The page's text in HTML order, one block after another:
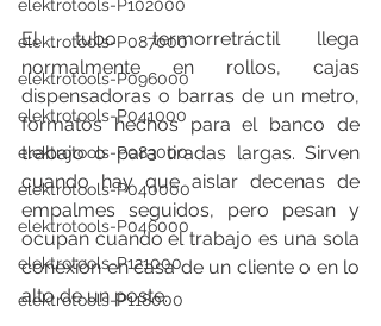
elektrotools-P102000
elektrotools-P087000
elektrotools-P096000
elektrotools-P041000
elektrotools-P083000
elektrotools-P040000
elektrotools-P046000
elektrotools-P121000
elektrotools-P118000
El tubo termorretráctil llega
normalmente en rollos, cajas
dispensadoras o barras de un metro,
formatos hechos para el banco de
trabajo o para tiradas largas. Sirven
cuando hay que aislar decenas de
empalmes seguidos, pero pesan y
ocupan cuando el trabajo es una sola
conexión en casa de un cliente o en lo
alto de un poste.